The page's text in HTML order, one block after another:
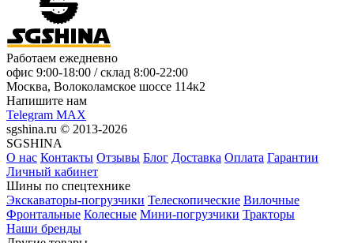
Работаем ежедневно
офис 9:00-18:00 / склад 8:00-22:00
Москва, Волоколамское шоссе 114к2
Напишите нам
Telegram MAX
sgshina.ru © 2013-2026
SGSHINA
О нас Контакты Отзывы Блог Доставка Оплата Гарантии
Личный кабинет
Шины по спецтехнике
Экскаваторы-погрузчики Телескопические Вилочные
Фронтальные Колесные Мини-погрузчики Тракторы
Наши бренды